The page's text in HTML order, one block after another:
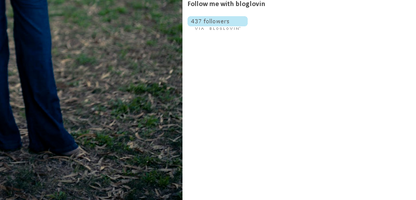
Follow me with bloglovin